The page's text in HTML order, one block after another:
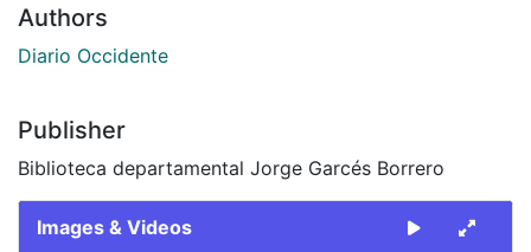
Authors
Diario Occidente
Publisher
Biblioteca departamental Jorge Garcés Borrero
Images & Videos